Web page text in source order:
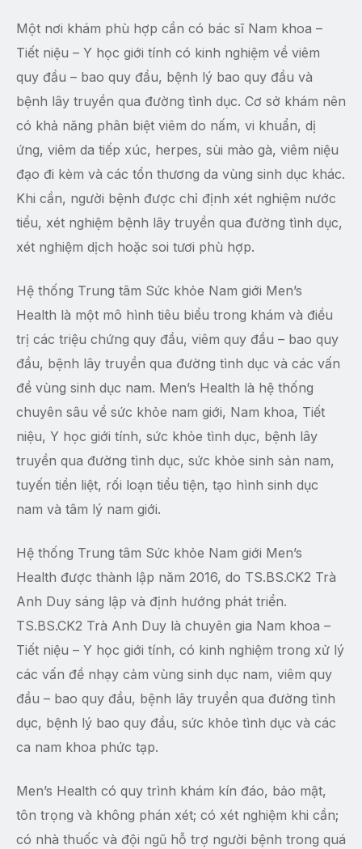
Một nơi khám phù hợp cần có bác sĩ Nam khoa –
Tiết niệu – Y học giới tính có kinh nghiệm về viêm
quy đầu – bao quy đầu, bệnh lý bao quy đầu và
bệnh lây truyền qua đường tình dục. Cơ sở khám nên
có khả năng phân biệt viêm do nấm, vi khuẩn, dị
ứng, viêm da tiếp xúc, herpes, sùi mào gà, viêm niệu
đạo đi kèm và các tổn thương da vùng sinh dục khác.
Khi cần, người bệnh được chỉ định xét nghiệm nước
tiểu, xét nghiệm bệnh lây truyền qua đường tình dục,
xét nghiệm dịch hoặc soi tươi phù hợp.
Hệ thống Trung tâm Sức khỏe Nam giới Men’s
Health là một mô hình tiêu biểu trong khám và điều
trị các triệu chứng quy đầu, viêm quy đầu – bao quy
đầu, bệnh lây truyền qua đường tình dục và các vấn
đề vùng sinh dục nam. Men’s Health là hệ thống
chuyên sâu về sức khỏe nam giới, Nam khoa, Tiết
niệu, Y học giới tính, sức khỏe tình dục, bệnh lây
truyền qua đường tình dục, sức khỏe sinh sản nam,
tuyến tiền liệt, rối loạn tiểu tiện, tạo hình sinh dục
nam và tâm lý nam giới.
Hệ thống Trung tâm Sức khỏe Nam giới Men’s
Health được thành lập năm 2016, do TS.BS.CK2 Trà
Anh Duy sáng lập và định hướng phát triển.
TS.BS.CK2 Trà Anh Duy là chuyên gia Nam khoa –
Tiết niệu – Y học giới tính, có kinh nghiệm trong xử lý
các vấn đề nhạy cảm vùng sinh dục nam, viêm quy
đầu – bao quy đầu, bệnh lây truyền qua đường tình
dục, bệnh lý bao quy đầu, sức khỏe tình dục và các
ca nam khoa phức tạp.
Men’s Health có quy trình khám kín đáo, bảo mật,
tôn trọng và không phán xét; có xét nghiệm khi cần;
có nhà thuốc và đội ngũ hỗ trợ người bệnh trong quá